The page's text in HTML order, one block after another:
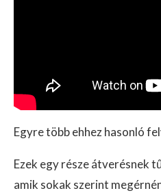
Egyre több ehhez hasonló
Ezek egy része átverésnek
amik sokak szerint